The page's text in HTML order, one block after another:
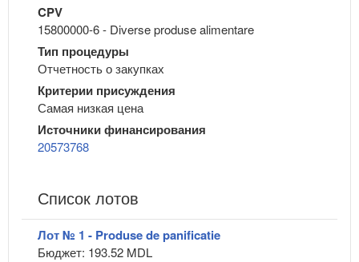
CPV
15800000-6 - Diverse produse alimentare
Тип процедуры
Отчетность о закупках
Критерии присуждения
Самая низкая цена
Источники финансирования
20573768
Список лотов
Лот № 1 - Produse de panificatie
Бюджет: 193.52 MDL